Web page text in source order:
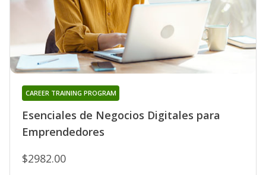
Esenciales de Negocios Digitales para
Emprendedores
CAREER TRAINING PROGRAM
$2982.00